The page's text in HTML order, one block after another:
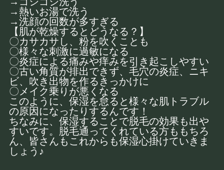
→熱いお湯で洗う
→洗顔の回数が多すぎる
【肌が乾燥するとどうなる？】
〇カサカサし、粉を吹くことも
〇様々な刺激に過敏になる
〇炎症による痛みや痒みを引き起こしやすい
〇古い角質が排出できず、毛穴の炎症、ニキ
ビ、吹き出物を作るきっかけに
〇メイク乗りが悪くなる
このように、保湿を怠ると様々な肌トラブル
の原因になったりするんです！
ちなみに、保湿することで脱毛の効果も出や
すいです。脱毛通ってくれている方ももちろ
ん、皆さんもこれからも保湿心掛けていきま
しょう♪